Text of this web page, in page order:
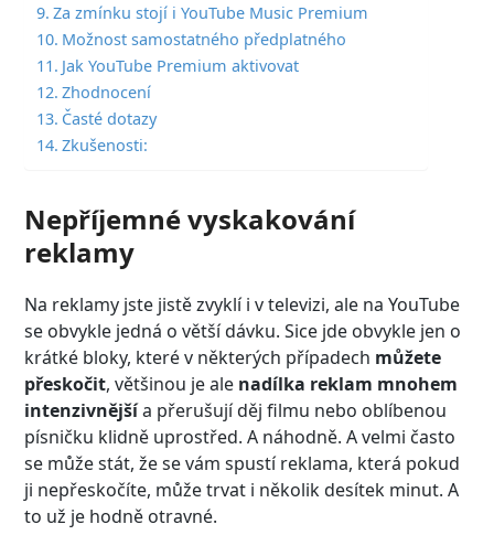
Za zmínku stojí i YouTube Music Premium
Možnost samostatného předplatného
Jak YouTube Premium aktivovat
Zhodnocení
Časté dotazy
Zkušenosti:
Nepříjemné vyskakování
reklamy
Na reklamy jste jistě zvyklí i v televizi, ale na YouTube
se obvykle jedná o větší dávku. Sice jde obvykle jen o
krátké bloky, které v některých případech můžete
přeskočit, většinou je ale nadílka reklam mnohem
intenzivnějšía přerušují děj filmu nebo oblíbenou
písničku klidně uprostřed. A náhodně. A velmi často
se může stát, že se vám spustí reklama, která pokud
ji nepřeskočíte, může trvat i několik desítek minut. A
to už je hodně otravné.